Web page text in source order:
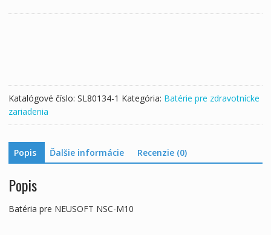
Katalógové číslo: SL80134-1 Kategória: Batérie pre zdravotnícke
zariadenia
Popis Ďalšie informácie Recenzie (0)
Popis
Batéria pre NEUSOFT NSC-M10